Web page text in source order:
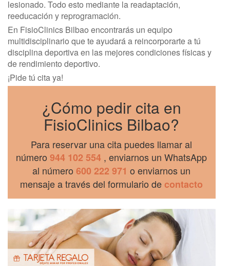
lesionado. Todo esto mediante la readaptación,
reeducación y reprogramación.
En FisioClinics Bilbao encontrarás un equipo
multidisciplinario que te ayudará a reincorporarte a tú
disciplina deportiva en las mejores condiciones físicas y
de rendimiento deportivo.
¡Pide tú cita ya!
¿Cómo pedir cita en
FisioClinics Bilbao?
Para reservar una cita puedes llamar al
número944 102 554 , enviarnos un WhatsApp
al número600 222 971 o enviarnos un
mensaje a través del formulario de contacto